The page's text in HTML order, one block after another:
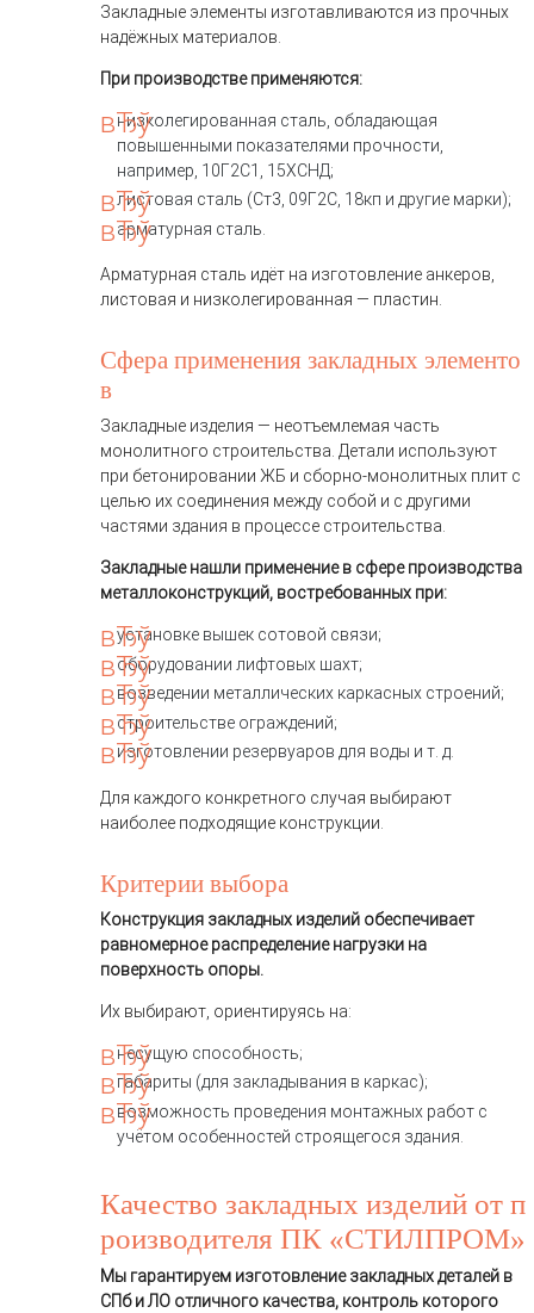
Закладные элементы изготавливаются из прочных
надёжных материалов.
При производстве применяются:
низколегированная сталь, обладающая
повышенными показателями прочности,
например, 10Г2С1, 15ХСНД;
листовая сталь (Ст3, 09Г2С, 18кп и другие марки);
арматурная сталь.
Арматурная сталь идёт на изготовление анкеров,
листовая и низколегированная — пластин.
Сфера применения закладных элементо
в
Закладные изделия — неотъемлемая часть
монолитного строительства. Детали используют
при бетонировании ЖБ и сборно-монолитных плит с
целью их соединения между собой и с другими
частями здания в процессе строительства.
Закладные нашли применение в сфере производства
металлоконструкций, востребованных при:
установке вышек сотовой связи;
оборудовании лифтовых шахт;
возведении металлических каркасных строений;
строительстве ограждений;
изготовлении резервуаров для воды и т. д.
Для каждого конкретного случая выбирают
наиболее подходящие конструкции.
Критерии выбора
Конструкция закладных изделий обеспечивает
равномерное распределение нагрузки на
поверхность опоры.
Их выбирают, ориентируясь на:
несущую способность;
габариты (для закладывания в каркас);
возможность проведения монтажных работ с
учётом особенностей строящегося здания.
Качество закладных изделий от п
роизводителя ПК «СТИЛПРОМ»
Мы гарантируем изготовление закладных деталей в
СПб и ЛО отличного качества, контроль которого